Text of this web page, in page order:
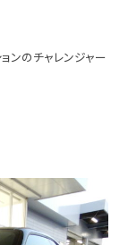
ンのチャレンジャー